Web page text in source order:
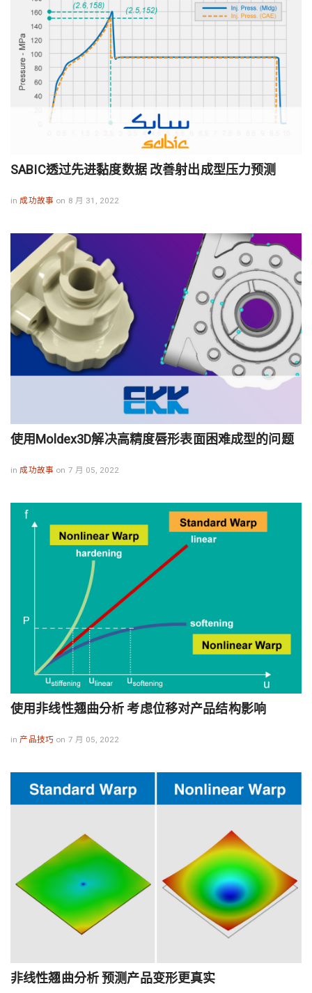
SABIC透过先进黏度数据 改善射出成型压力预测
in成功故事 on 8 月 31, 2022
使用Moldex3D解决高精度唇形表面困难成型的问题
in成功故事 on 7 月 05, 2022
使用非线性翘曲分析 考虑位移对产品结构影响
in产品技巧 on 7 月 05, 2022
非线性翘曲分析 预测产品变形更真实